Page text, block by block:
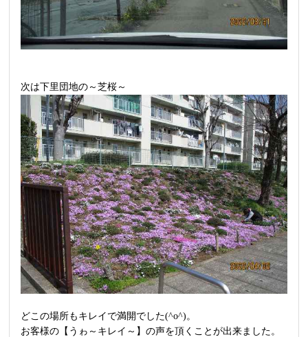
次は下里団地の～芝桜～
どこの場所もキレイで満開でした(^o^)。
お客様の【うゎ～キレイ～】の声を頂くことが出来ました。